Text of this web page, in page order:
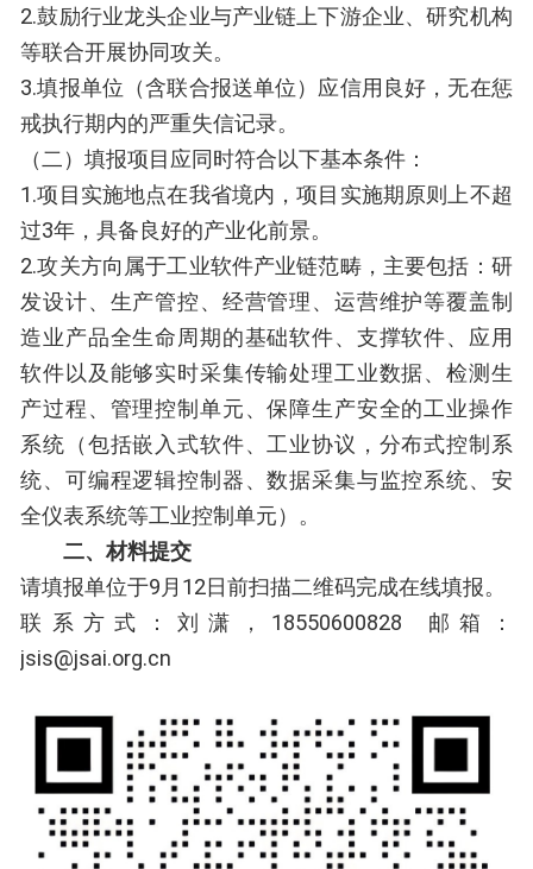
2.鼓励行业龙头企业与产业链上下游企业、研究机构
等联合开展协同攻关。
3.填报单位（含联合报送单位）应信用良好，无在惩
戒执行期内的严重失信记录。
（二）填报项目应同时符合以下基本条件：
1.项目实施地点在我省境内，项目实施期原则上不超
过3年，具备良好的产业化前景。
2.攻关方向属于工业软件产业链范畴，主要包括：研
发设计、生产管控、经营管理、运营维护等覆盖制
造业产品全生命周期的基础软件、支撑软件、应用
软件以及能够实时采集传输处理工业数据、检测生
产过程、管理控制单元、保障生产安全的工业操作
系统（包括嵌入式软件、工业协议，分布式控制系
统、可编程逻辑控制器、数据采集与监控系统、安
全仪表系统等工业控制单元）。
二、材料提交
请填报单位于9月12日前扫描二维码完成在线填报。
联系方式：刘潇，18550600828 ‬邮箱：
jsis@jsai.org.cn